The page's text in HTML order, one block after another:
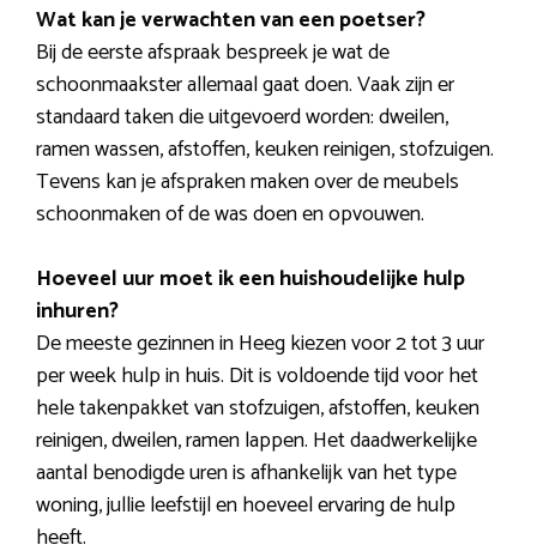
Wat kan je verwachten van een poetser?
Bij de eerste afspraak bespreek je wat de
schoonmaakster allemaal gaat doen. Vaak zijn er
standaard taken die uitgevoerd worden: dweilen,
ramen wassen, afstoffen, keuken reinigen, stofzuigen.
Tevens kan je afspraken maken over de meubels
schoonmaken of de was doen en opvouwen.
Hoeveel uur moet ik een huishoudelijke hulp
inhuren?
De meeste gezinnen in Heeg kiezen voor 2 tot 3 uur
per week hulp in huis. Dit is voldoende tijd voor het
hele takenpakket van stofzuigen, afstoffen, keuken
reinigen, dweilen, ramen lappen. Het daadwerkelijke
aantal benodigde uren is afhankelijk van het type
woning, jullie leefstijl en hoeveel ervaring de hulp
heeft.